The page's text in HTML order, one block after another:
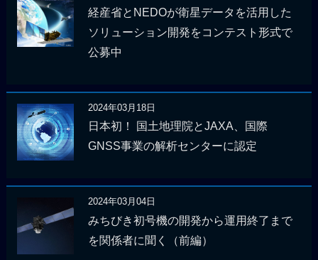
経産省とNEDOが衛星データを活用した
ソリューション開発をコンテスト形式で
公募中
2024年03月18日
日本初！ 国土地理院とJAXA、国際
GNSS事業の解析センターに認定
2024年03月04日
みちびき初号機の開発から運用終了まで
を関係者に聞く（前編）